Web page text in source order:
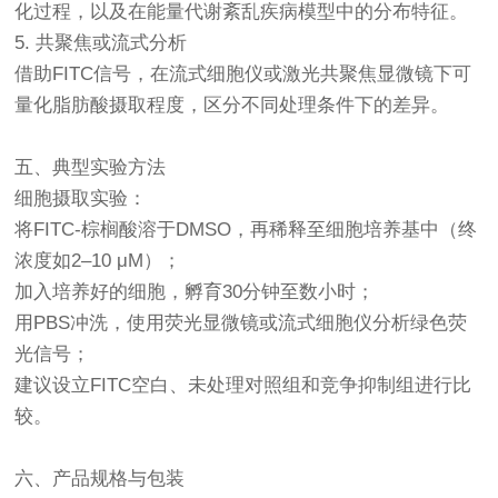
化过程，以及在能量代谢紊乱疾病模型中的分布特征。
5. 共聚焦或流式分析
借助FITC信号，在流式细胞仪或激光共聚焦显微镜下可
量化脂肪酸摄取程度，区分不同处理条件下的差异。
五、典型实验方法
细胞摄取实验：
将FITC-棕榈酸溶于DMSO，再稀释至细胞培养基中（终
浓度如2–10 μM）；
加入培养好的细胞，孵育30分钟至数小时；
用PBS冲洗，使用荧光显微镜或流式细胞仪分析绿色荧
光信号；
建议设立FITC空白、未处理对照组和竞争抑制组进行比
较。
六、产品规格与包装